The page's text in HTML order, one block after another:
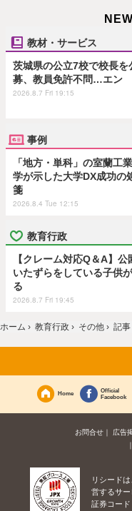
教材・サービス
茨城県の公立7校で校長を
募、教員免許不問…エン
2026.8.7 Fri 19:15
事例
「地方・単科」の室蘭工
学が示した大学DX成功の
箋
2026.8.4 Tue 12:15
教育行政
【クレーム対応Q＆A】公
いたずらをしている子供
る
2026.8.7 Fri 19:45
ホーム › 教育行政 › その他 › 記事
Home
Official
Facebook
お問合せ 広告
リシード
営するサー
証券コード